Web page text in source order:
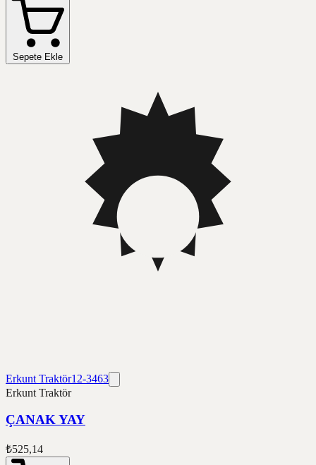
Sepete Ekle
Erkunt Traktör12-3463
Erkunt Traktör
ÇANAK YAY
₺525,14